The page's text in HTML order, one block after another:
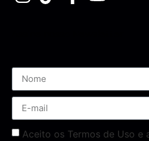
Aceito os Termos de Uso e